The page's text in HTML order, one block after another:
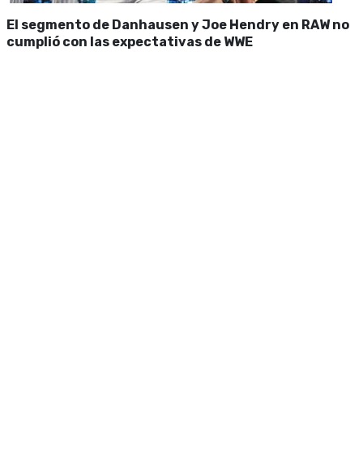
El segmento de Danhausen y Joe Hendry en RAW no
cumplió con las expectativas de WWE